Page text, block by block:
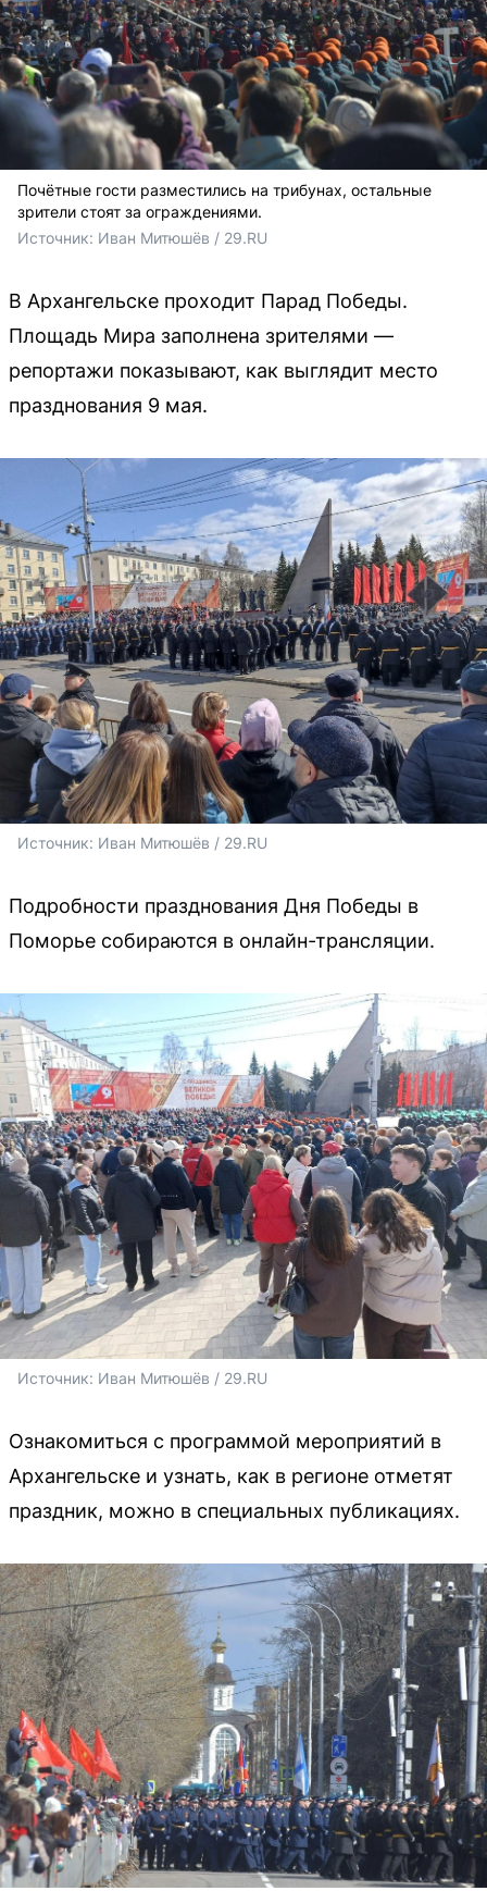
Почётные гости разместились на трибунах, остальные
зрители стоят за ограждениями.
Источник: Иван Митюшёв / 29.RU
В Архангельске проходит Парад Победы.
Площадь Мира заполнена зрителями —
репортажи показывают, как выглядит место
празднования 9 мая.
Источник: Иван Митюшёв / 29.RU
Подробности празднования Дня Победы в
Поморье собираются в онлайн-трансляции.
Источник: Иван Митюшёв / 29.RU
Ознакомиться с программой мероприятий в
Архангельске и узнать, как в регионе отметят
праздник, можно в специальных публикациях.